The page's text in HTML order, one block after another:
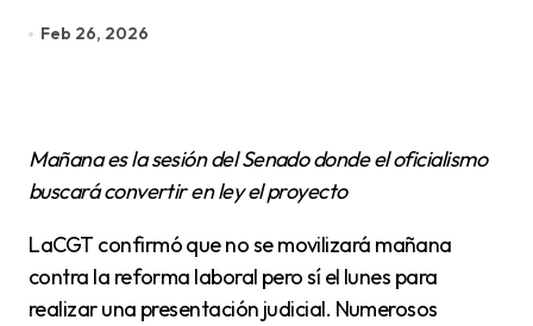
Feb 26, 2026
Mañana es la sesión del Senado donde el oficialismo
buscará convertir en ley el proyecto
LaCGT confirmó que no se movilizará mañana
contra la reforma laboral pero sí el lunes para
realizar una presentación judicial. Numerosos